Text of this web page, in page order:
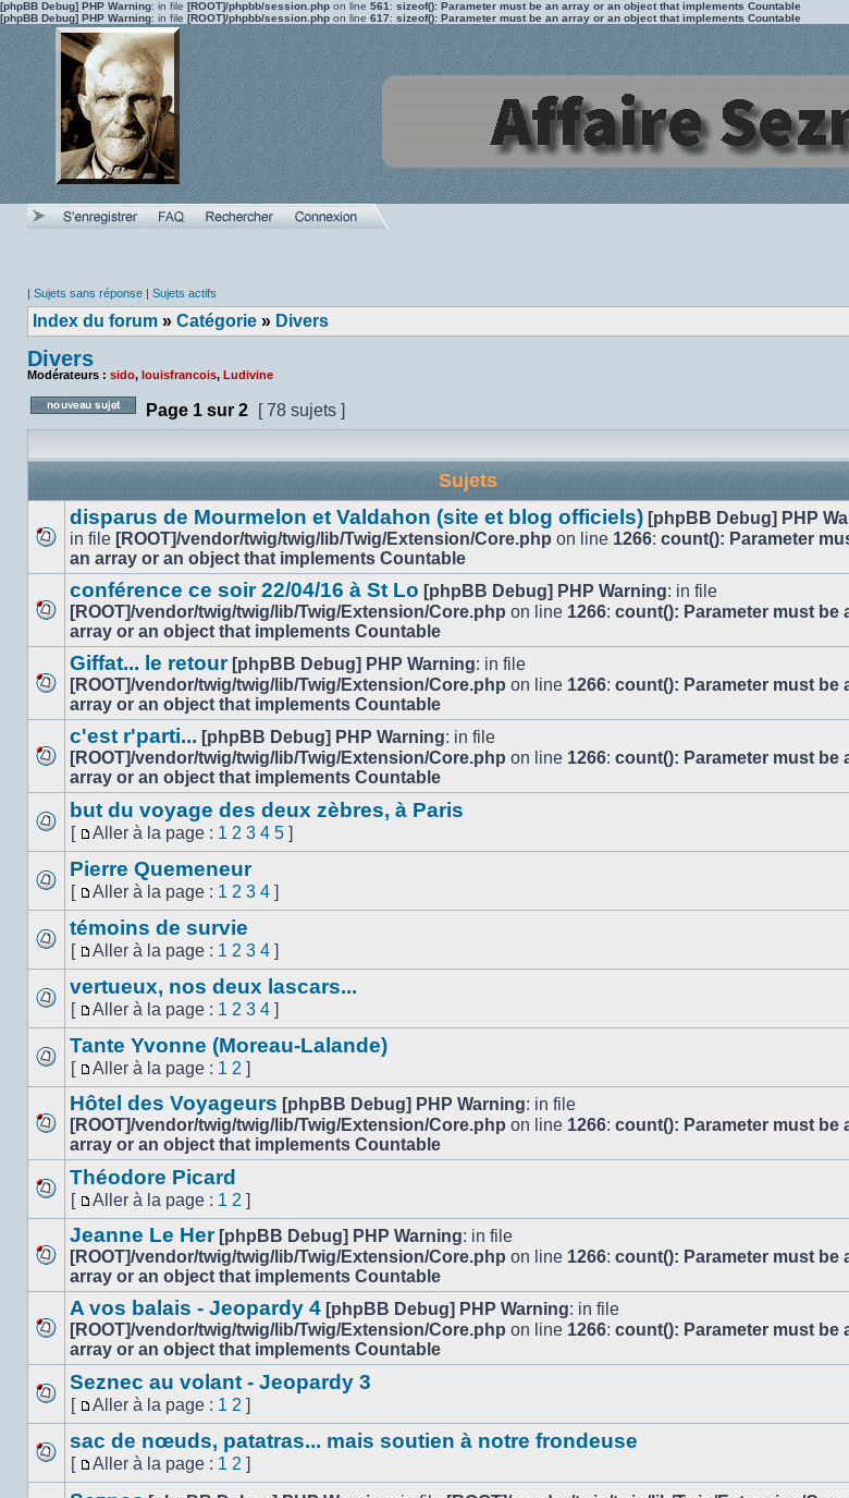
[phpBB Debug] PHP Warning: in file [ROOT]/phpbb/session.php on line 561 : sizeof(): Parameter must be an array or an object that implements Countable
[phpBB Debug] PHP Warning: in file [ROOT]/phpbb/session.php on line 617: sizeof(): Parameter must be an array or an object that implements Countable
| Sujets sans réponse | Sujets actifs
Index du forum » Catégorie » Divers
Divers
Modérateurs : sido, louisfrancois, Ludivine
Poster un nouveau sujet
Page 1 sur 2 [ 78 sujets ]
Sujets
Aucun
message
non
disparus de Mourmelon et Valdahon (site et blog officiels) [phpBB Debug] PHP
in file [ROOT]/vendor/twig/twig/lib/Twig/Extension/Core.php on line 1266: count(): Parameter
an array or an object that implements Countable
Aucun
message
non
conférence ce soir 22/04/16 à St Lo [phpBB Debug] PHP Warning: in file
[ROOT]/vendor/twig/twig/lib/Twig/Extension/Core.php on line 1266: count(): Parameter must be
array or an object that implements Countable
Aucun
message
non
Giffat... le retour [phpBB Debug] PHP Warning: in file
[ROOT]/vendor/twig/twig/lib/Twig/Extension/Core.php on line 1266: count(): Parameter must be
array or an object that implements Countable
Aucun
message
non
c'est r'parti... [phpBB Debug] PHP Warning: in file
[ROOT]/vendor/twig/twig/lib/Twig/Extension/Core.php on line 1266: count(): Parameter must be
array or an object that implements Countable
Aucun
message
non
but du voyage des deux zèbres, à Paris
[
Aller
à
la
page
Aller à la page : 1 2 3 4 5 ]
Aucun
message
non
Pierre Quemeneur
[
Aller
à
la
page
Aller à la page : 1 2 3 4 ]
Aucun
message
non
témoins de survie
[
Aller
à
la
page
Aller à la page : 1 2 3 4 ]
Aucun
message
non
vertueux, nos deux lascars...
[
Aller
à
la
page
Aller à la page : 1 2 3 4 ]
Aucun
message
non
Tante Yvonne (Moreau-Lalande)
[
Aller
à
la
page
Aller à la page : 1 2 ]
Aucun
message
non
Hôtel des Voyageurs [phpBB Debug] PHP Warning: in file
[ROOT]/vendor/twig/twig/lib/Twig/Extension/Core.php on line 1266: count(): Parameter must be
array or an object that implements Countable
Aucun
message
non
Théodore Picard
[
Aller
à
la
page
Aller à la page : 1 2 ]
Aucun
message
non
Jeanne Le Her [phpBB Debug] PHP Warning: in file
[ROOT]/vendor/twig/twig/lib/Twig/Extension/Core.php on line 1266: count(): Parameter must be
array or an object that implements Countable
Aucun
message
non
A vos balais - Jeopardy 4 [phpBB Debug] PHP Warning: in file
[ROOT]/vendor/twig/twig/lib/Twig/Extension/Core.php on line 1266: count(): Parameter must be
array or an object that implements Countable
Aucun
message
non
Seznec au volant - Jeopardy 3
[
Aller
à
la
page
Aller à la page : 1 2 ]
Aucun
message
sac de nœuds, patatras... mais soutien à notre frondeuse
[
Aller
Aller à la page : 1 2 ]